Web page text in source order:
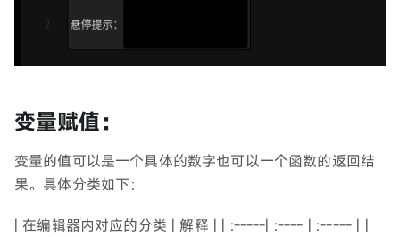
变量赋值：
变量的值可以是一个具体的数字也可以一个函数的返回结
果。具体分类如下：
| 在编辑器内对应的分类 | 解释 | | :-----| :---- | :----- | |